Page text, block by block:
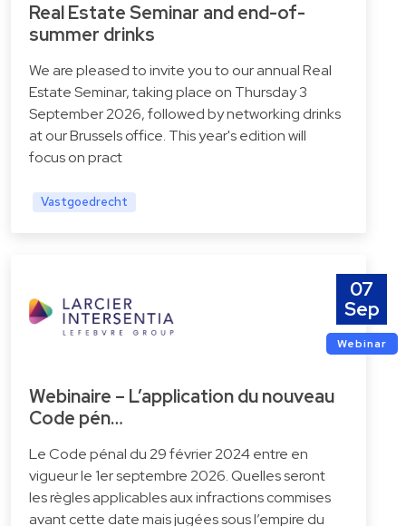
Real Estate Seminar and end-of-
summer drinks
We are pleased to invite you to our annual Real
Estate Seminar, taking place on Thursday 3
September 2026, followed by networking drinks
at our Brussels office. This year's edition will
focus on pract
Vastgoedrecht
07
Sep
Webinar
Webinaire – L’application du nouveau
Code pén…
Le Code pénal du 29 février 2024 entre en
vigueur le 1er septembre 2026. Quelles seront
les règles applicables aux infractions commises
avant cette date mais jugées sous l’empire du